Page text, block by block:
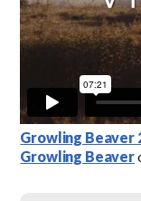
Growling Beaver
Growling Beaver